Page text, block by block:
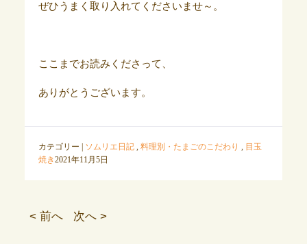
ぜひうまく取り入れてくださいませ～。
ここまでお読みくださって、
ありがとうございます。
カテゴリー | ソムリエ日記, 料理別・たまごのこだわり , 目玉
焼き2021年11月5日
< 前へ 次へ >